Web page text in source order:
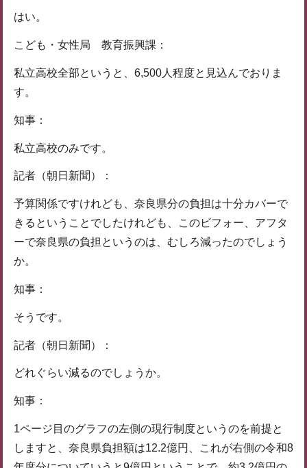
はい。
こども・女性局 教育振興課：
私立高校全部というと、6,500人程度と見込んでおりま
す。
知事：
私立高校のみです。
記者（朝日新聞）：
予算関係ですけれども、奈良県分の負担は十分カバーで
きるということでしたけれども、このビフォー、アフタ
ーで奈良県の負担というのは、むしろ減ったのでしょう
か。
知事：
そうです。
記者（朝日新聞）：
どれぐらい減るのでしょうか。
知事：
1ページ目のグラフの左側の現行制度というのを前提と
しますと、奈良県負担額は12.2億円、これが右側の令和8